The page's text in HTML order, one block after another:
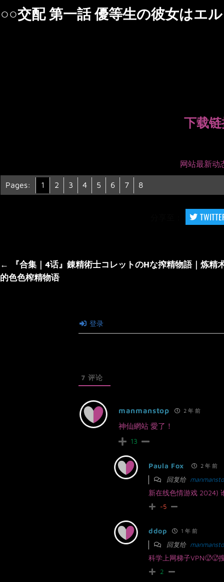
○○交配 第一話 優等生の彼女はエ
下载
网站最新动
Pages: 1 2 3 4 5 6 7 8
文
章
← 『合集｜4话』錬精術士コレットのHな搾精物語｜炼精
的色色榨精物语
登录
7 评论
manmanstop 2 年 前
神仙網站 愛了！
13
Paula Fox 2 年 前
回复给
新在线色情游戏 2024)
-5
ddop 1 年 前
回复给
科学上网梯子VPN🥵🥵
2